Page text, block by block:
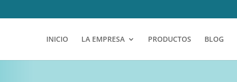
INICIO LA EMPRESA PRODUCTOS BLOG